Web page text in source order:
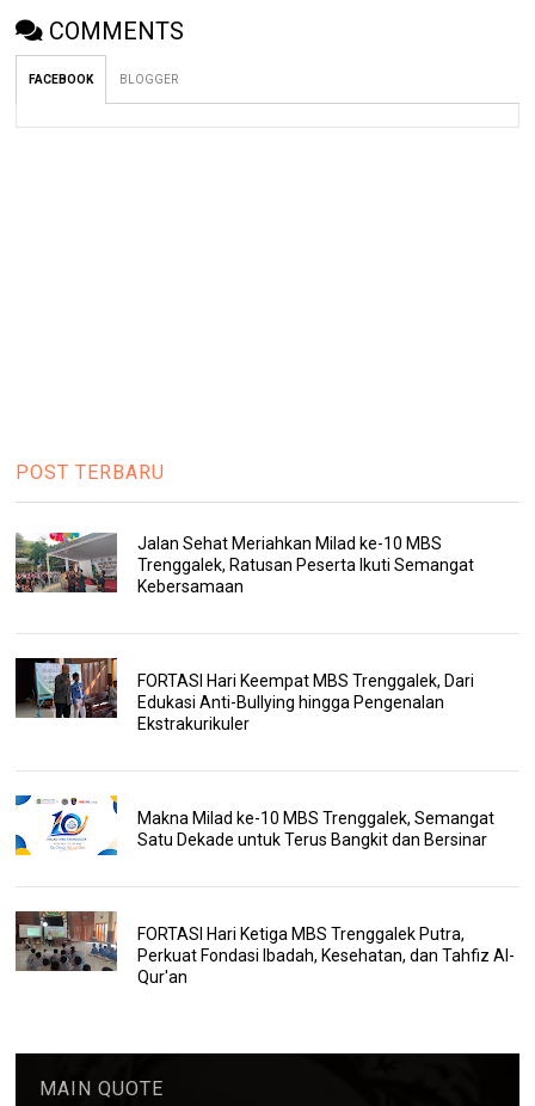
COMMENTS
FACEBOOK BLOGGER
POST TERBARU
Jalan Sehat Meriahkan Milad ke-10 MBS
Trenggalek, Ratusan Peserta Ikuti Semangat
Kebersamaan
FORTASI Hari Keempat MBS Trenggalek, Dari
Edukasi Anti-Bullying hingga Pengenalan
Ekstrakurikuler
Makna Milad ke-10 MBS Trenggalek, Semangat
Satu Dekade untuk Terus Bangkit dan Bersinar
FORTASI Hari Ketiga MBS Trenggalek Putra,
Perkuat Fondasi Ibadah, Kesehatan, dan Tahfiz Al-
Qur'an
MAIN QUOTE